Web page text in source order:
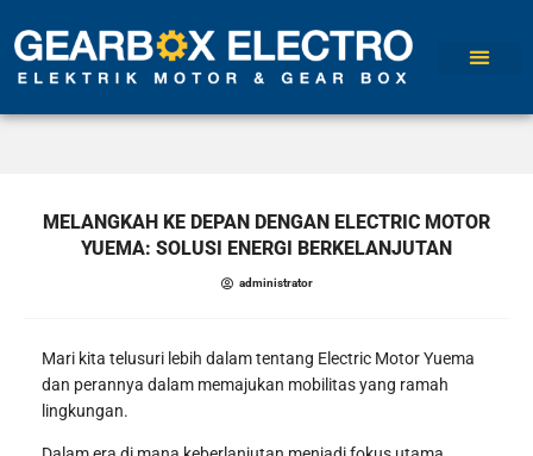
MELANGKAH KE DEPAN DENGAN ELECTRIC MOTOR
YUEMA: SOLUSI ENERGI BERKELANJUTAN
administrator
Mari kita telusuri lebih dalam tentang Electric Motor Yuema
dan perannya dalam memajukan mobilitas yang ramah
lingkungan.